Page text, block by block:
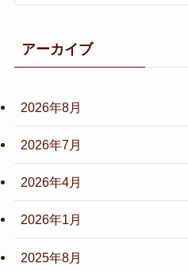
アーカイブ
2026年8月
2026年7月
2026年4月
2026年1月
2025年8月